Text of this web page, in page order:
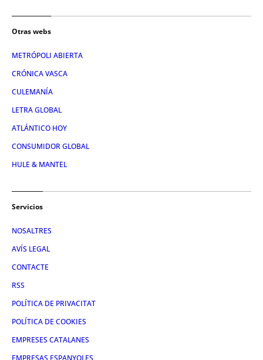
Otras webs
METRÓPOLI ABIERTA
CRÓNICA VASCA
CULEMANÍA
LETRA GLOBAL
ATLÁNTICO HOY
CONSUMIDOR GLOBAL
HULE & MANTEL
Servicios
NOSALTRES
AVÍS LEGAL
CONTACTE
RSS
POLÍTICA DE PRIVACITAT
POLÍTICA DE COOKIES
EMPRESES CATALANES
EMPRESAS ESPANYOLES